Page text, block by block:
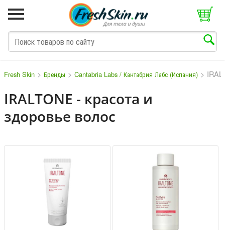
Fresh Skin > Бренды > Cantabria Labs / Кантабрия Лабс (Испания) >
IRALTONE - красота и
здоровье волос
M N O P Q S